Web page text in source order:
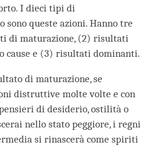
I dieci tipi di
queste azioni. Hanno tre
di maturazione, (2) risultati
cause e (3) risultati dominanti.
di maturazione, se
distruttive molte volte e con
di desiderio, ostilità o
nello stato peggiore, i regni
si rinascerà come spiriti